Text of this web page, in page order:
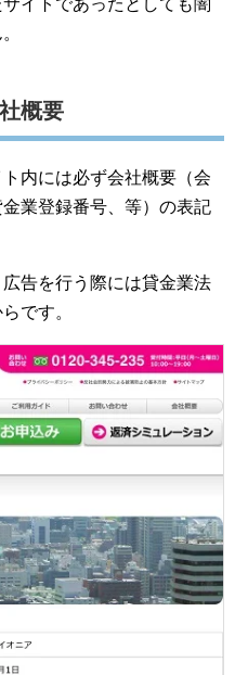
イトであったとしても闇
概要
内には必ず会社概要（会
業登録番号、等）の表記
告を行う際には貸金業法
です。